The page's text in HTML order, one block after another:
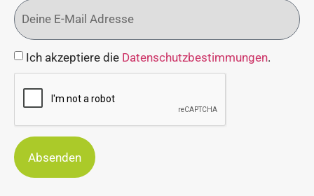
Ich akzeptiere die Datenschutzbestimmungen.
Absenden